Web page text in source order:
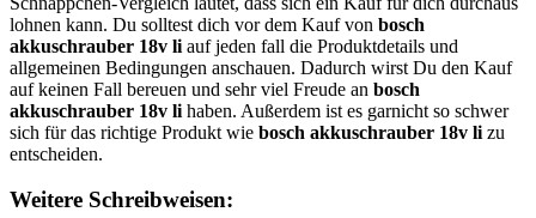
lohnen kann. Du solltest dich vor dem Kauf von bosch
akkuschrauber 18v li auf jeden fall die Produktdetails und
allgemeinen Bedingungen anschauen. Dadurch wirst Du den Kauf
auf keinen Fall bereuen und sehr viel Freude an bosch
akkuschrauber 18v li haben. Außerdem ist es garnicht so schwer
sich für das richtige Produkt wie bosch akkuschrauber 18v li zu
entscheiden.
Weitere Schreibweisen: